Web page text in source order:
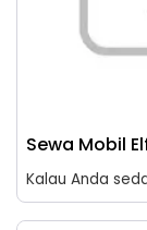
Sewa Mobil
Kalau Anda